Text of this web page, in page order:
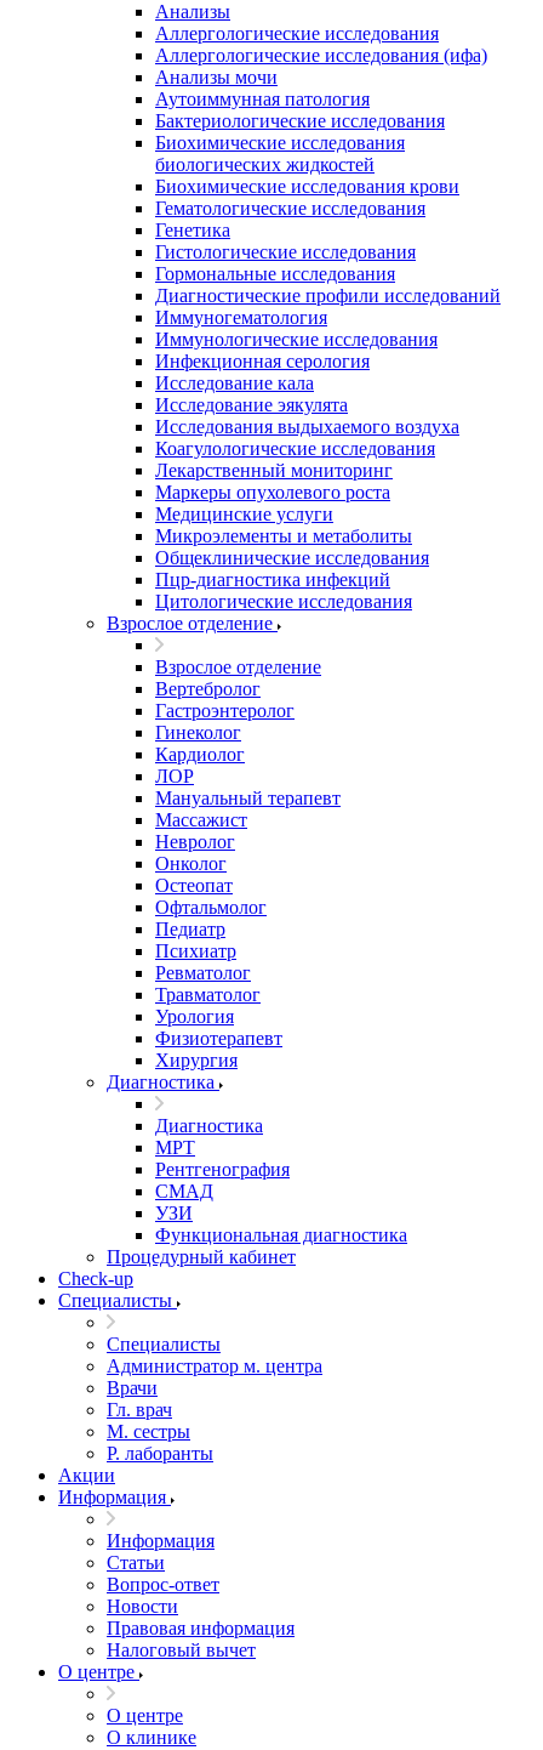
Анализы
Аллергологические исследования
Аллергологические исследования (ифа)
Анализы мочи
Аутоиммунная патология
Бактериологические исследования
Биохимические исследования
биологических жидкостей
Биохимические исследования крови
Гематологические исследования
Генетика
Гистологические исследования
Гормональные исследования
Диагностические профили исследований
Иммуногематология
Иммунологические исследования
Инфекционная серология
Исследование кала
Исследование эякулята
Исследования выдыхаемого воздуха
Коагулологические исследования
Лекарственный мониторинг
Маркеры опухолевого роста
Медицинские услуги
Микроэлементы и метаболиты
Общеклинические исследования
Пцр-диагностика инфекций
Цитологические исследования
Взрослое отделение
Взрослое отделение
Вертебролог
Гастроэнтеролог
Гинеколог
Кардиолог
ЛОР
Мануальный терапевт
Массажист
Невролог
Онколог
Остеопат
Офтальмолог
Педиатр
Психиатр
Ревматолог
Травматолог
Урология
Физиотерапевт
Хирургия
Диагностика
Диагностика
МРТ
Рентгенография
СМАД
УЗИ
Функциональная диагностика
Процедурный кабинет
Cheсk-up
Специалисты
Специалисты
Администратор м. центра
Врачи
Гл. врач
М. сестры
Р. лаборанты
Акции
Информация
Информация
Статьи
Вопрос-ответ
Новости
Правовая информация
Налоговый вычет
О центре
О центре
О клинике